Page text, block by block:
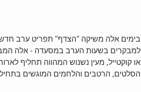
בימים אלה משיקה "הצדף" תפריט ערב
למבקרים בשעות הערב במסעדה - אלה
או קוקטייל, מעין נשנוש המהווה תחליף
הסלטים, הרטבים והלחמים המוגשים